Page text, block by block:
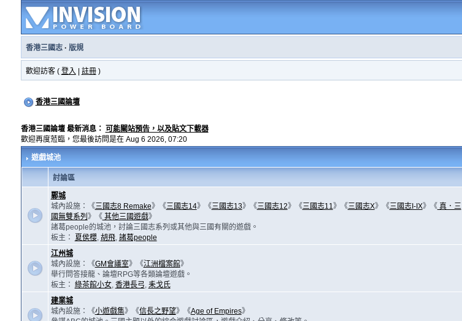
香港三國志· 版規
歡迎訪客 ( 登入 註冊)
香港三國論壇
香港三國論壇 最新消息： 可能關站預告，以及貼文下載器
歡迎再度蒞臨，您最後訪問是在 Aug 6 2026, 07:20
遊戲城池
討論區
鄴城
城內設施：《三國志8 Remake》《三國志14》《三國志13》《三國志12》《三國志11》《三國志X》《三國志I-IX》《真．三
國無雙系列 》《其他三國遊戲》
諸葛people的城池，討論三國志系列或其他與三國有關的遊戲。
板主：
夏侯櫻, 胡飛, 諸葛people
江州城
城內設施：《GM會議室》《江洲檔案館》
舉行問答接龍、論壇RPG等各類論壇遊戲。
板主： 綠茶館小女, 香港長弓, 耒戈氏
建業城
城內設施：《小遊戲集》《信長之野望》《Age of Empires》